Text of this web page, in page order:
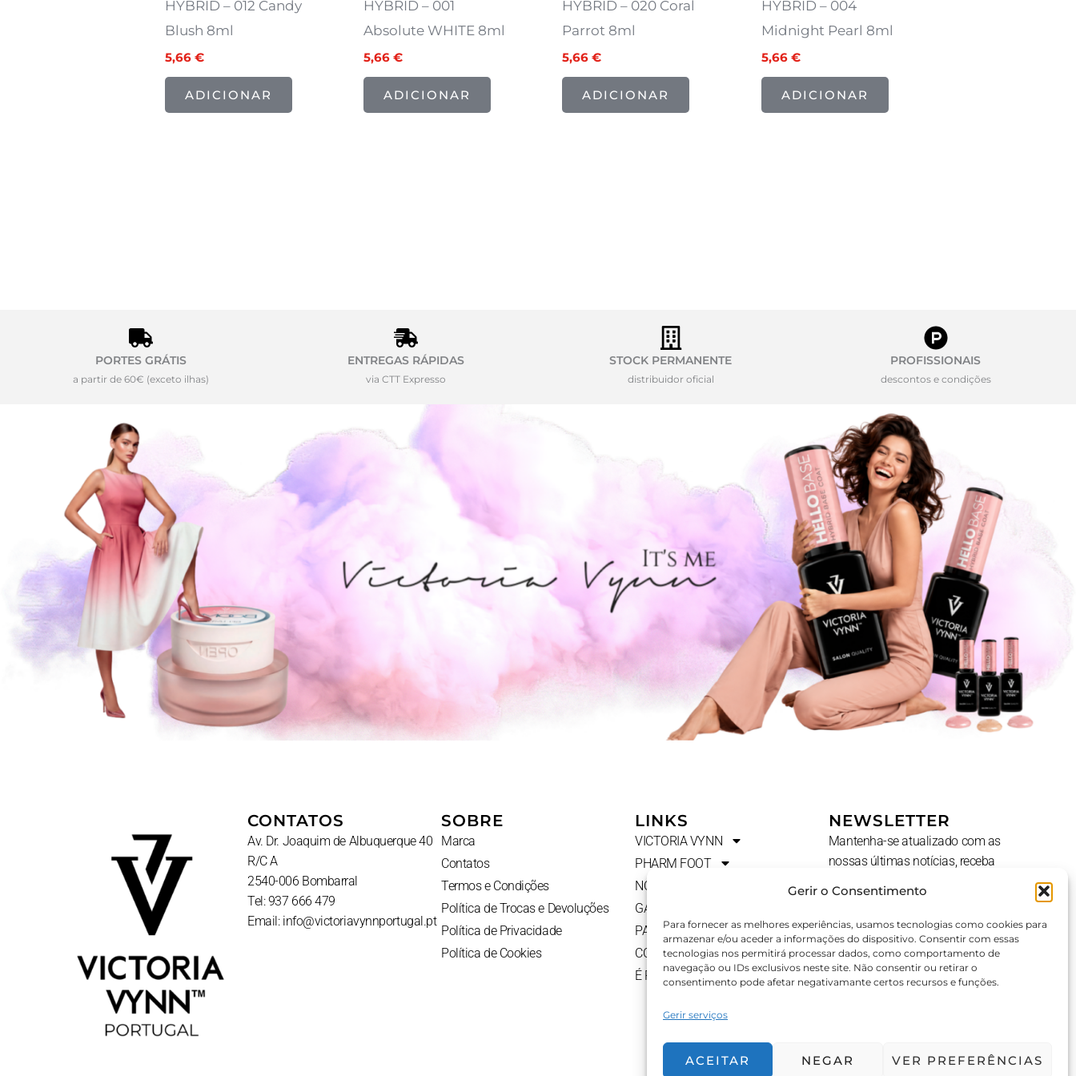
Gerir o Consentimento
Para fornecer as melhores experiências, usamos tecnologias como cookies para
armazenar e/ou aceder a informações do dispositivo. Consentir com essas
tecnologias nos permitirá processar dados, como comportamento de
navegação ou IDs exclusivos neste site. Não consentir ou retirar o
consentimento pode afetar negativamante certos recursos e funções.
Gerir serviços
ACEITAR NEGAR VER PREFERÊNCIAS
HYBRID – 012 Candy
Blush 8ml
5,66 €
ADICIONAR
HYBRID – 001
Absolute WHITE 8ml
5,66€
ADICIONAR
HYBRID – 020 Coral
Parrot 8ml
5,66€
ADICIONAR
HYBRID – 004
Midnight Pearl 8ml
5,66 €
ADICIONAR
PORTES GRÁTIS
a partir de 60€ (exceto ilhas)
ENTREGAS RÁPIDAS
via CTT Expresso
STOCK PERMANENTE
distribuidor oficial
PROFISSIONAIS
descontos e condições
CONTATOS
Av. Dr. Joaquim de Albuquerque 40
R/C A
2540-006 Bombarral
Tel: 937 666 479
Email: info@victoriavynnportugal.pt
SOBRE
Marca
Contatos
Termos e Condições
Política de Trocas e Devoluções
Política de Privacidade
Política de Cookies
LINKS
VICTORIA VYNN
PHARM FOOT
NOVIDADES
GADGETS
PACKS
CONTATOS
É PROFISSIONAL?
NEWSLETTER
Mantenha-se atualizado com as
nossas últimas notícias, receba
Nome
E-